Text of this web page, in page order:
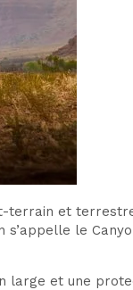
terrain et
le
large et une